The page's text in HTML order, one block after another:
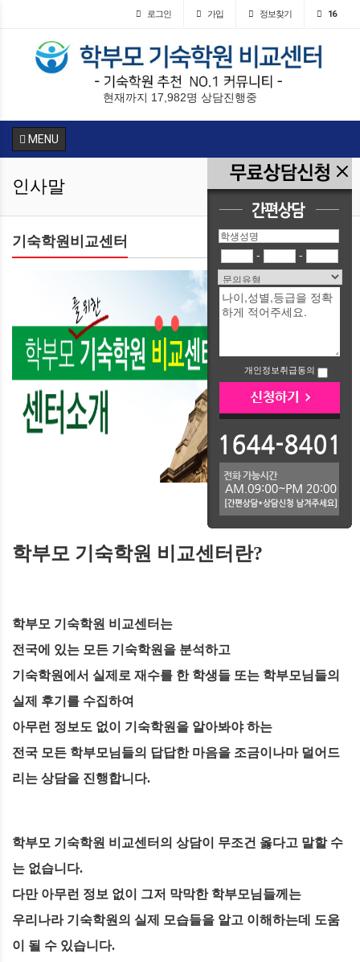
- -
개인정보취급동의
로그인 가입 정보찾기 16
현재까지 17,982명 상담진행중
MENU
인사말
기숙학원비교센터
학부모 기숙학원 비교센터란?
학부모 기숙학원 비교센터는
전국에 있는 모든 기숙학원을 분석하고
기숙학원에서 실제로 재수를 한 학생들 또는 학부모님들의
실제 후기를 수집하여
아무런 정보도 없이 기숙학원을 알아봐야 하는
전국 모든 학부모님들의 답답한 마음을 조금이나마 덜어드
리는 상담을 진행합니다.
학부모 기숙학원 비교센터의 상담이 무조건 옳다고 말할 수
는 없습니다.
다만 아무런 정보 없이 그저 막막한 학부모님들께는
우리나라 기숙학원의 실제 모습들을 알고 이해하는데 도움
이 될 수 있습니다.